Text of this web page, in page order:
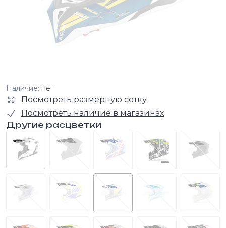
Наличие: нет
Посмотреть размерную сетку
Посмотреть наличие в магазинах
Другие расцветки